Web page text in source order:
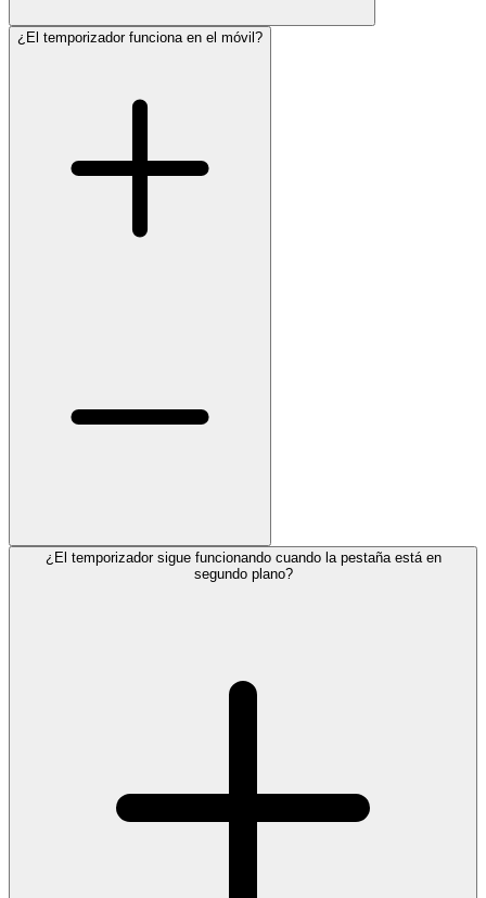
¿El temporizador funciona en el móvil?
¿El temporizador sigue funcionando cuando la pestaña está en
segundo plano?